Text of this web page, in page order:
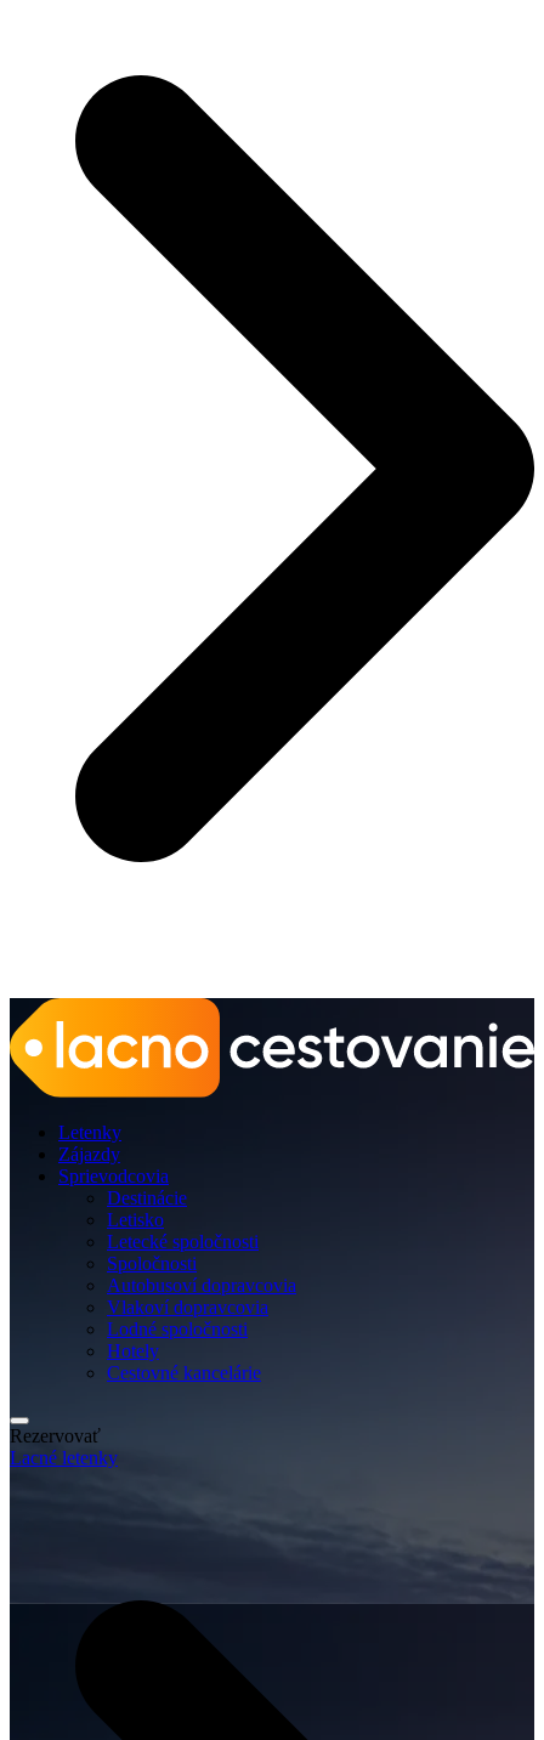
Letenky
Zájazdy
Sprievodcovia
Destinácie
Letisko
Letecké spoločnosti
Spoločnosti
Autobusoví dopravcovia
Vlakoví dopravcovia
Lodné spoločnosti
Hotely
Cestovné kancelárie
Rezervovať
Lacné letenky